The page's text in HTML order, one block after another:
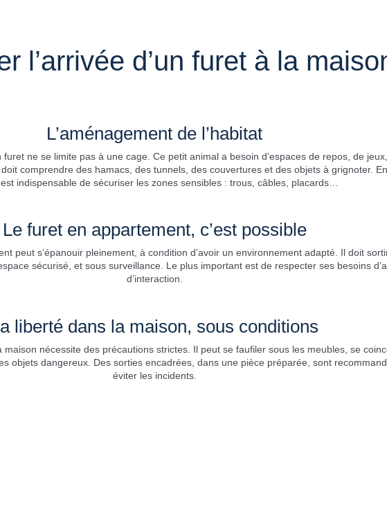
l’arrivée d’un furet à la
L’aménagement de l’habitat
ne se limite pas à une cage. Ce petit animal a besoin d’espaces de repos, de
comprendre des hamacs, des tunnels, des couvertures et des objets à grignoter.
indispensable de sécuriser les zones sensibles : trous, câbles, placards…
Le furet en appartement, c’est possible
peut s’épanouir pleinement, à condition d’avoir un environnement adapté. Il doit
sécurisé, et sous surveillance. Le plus important est de respecter ses besoins
d’interaction.
liberté dans la maison, sous conditions
maison nécessite des précautions strictes. Il peut se faufiler sous les meubles, se
objets dangereux. Des sorties encadrées, dans une pièce préparée, sont
éviter les incidents.